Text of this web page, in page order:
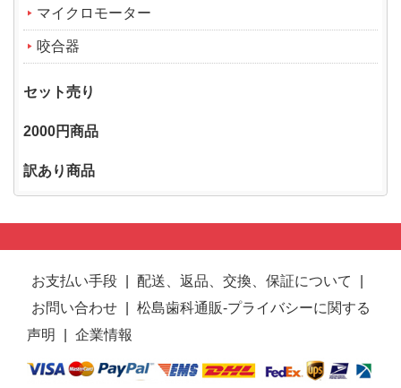
マイクロモーター
咬合器
セット売り
2000円商品
訳あり商品
お支払い手段 配送、返品、交換、保証について
お問い合わせ
松島歯科通販-プライバシーに関する
声明
企業情報